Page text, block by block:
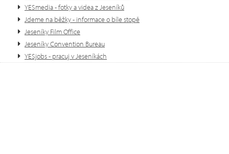
YESmedia - fotky a videa z Jeseníků
Jdeme na běžky - informace o bíle stopě
Jeseníky Film Office
Jeseníky Convention Bureau
YESjobs - pracuj v Jeseníkách